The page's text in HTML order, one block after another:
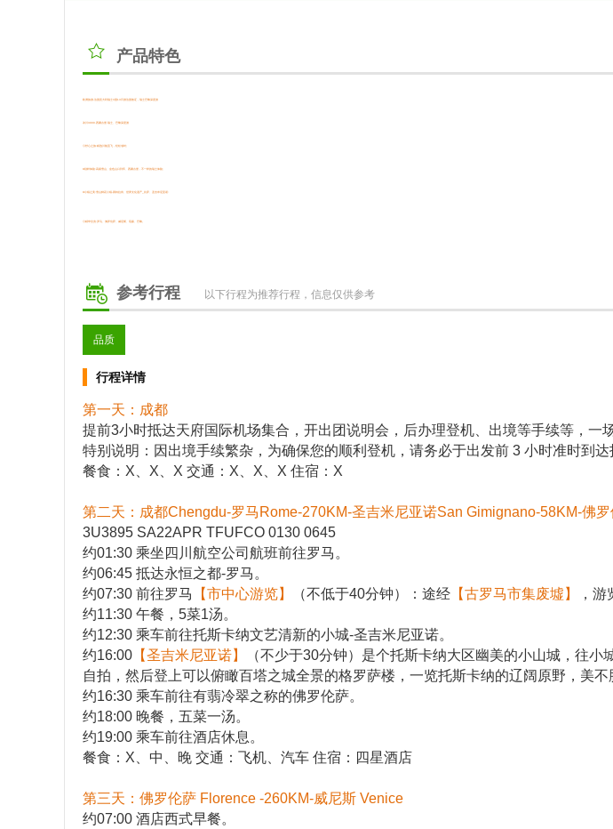
产品特色
欧洲旅游-法国意大利瑞士3国13日游法国签证，瑞士巴黎深度游
冰川3000·西庸古堡·瑞士、巴黎深度游
◎舒心之旅:精选川航直飞，轻松省时;
O别样体验:高级雪山、金色山口列车、西庸古堡，不一样的瑞士体验;
O小镇之美:雪山鲜花小镇-因特拉肯、世界文化遗产_比萨、圣吉米尼亚诺:
◎精华全览:罗马、佛罗伦萨、威尼斯、琉森、巴黎。
参考行程 以下行程为推荐行程，信息仅供参考
品质
行程详情
第一天：成都
提前3小时抵达天府国际机场集合，开出团说明会，后办理登机、出境等手续等，一
特别说明：因出境手续繁杂，为确保您的顺利登机，请务必于出发前 3 小时准时到
餐食：X、X、X 交通：X、X、X 住宿：X
第二天：成都Chengdu-罗马Rome-270KM-圣吉米尼亚诺San Gimignano-58KM-佛
3U3895 SA22APR TFUFCO 0130 0645
约01:30 乘坐四川航空公司航班前往罗马。
约06:45 抵达永恒之都-罗马。
约07:30 前往罗马
【市中心游览】 （不低于40分钟）：途经 【古罗马市集废墟】 ，游
约11:30 午餐，5菜1汤。
约12:30 乘车前往托斯卡纳文艺清新的小城-圣吉米尼亚诺。
约16:00 【圣吉米尼亚诺】
（不少于30分钟）是个托斯卡纳大区幽美的小山城，往
自拍，然后登上可以俯瞰百塔之城全景的格罗萨楼，一览托斯卡纳的辽阔原野，美不
约16:30 乘车前往有翡冷翠之称的佛罗伦萨。
约18:00 晚餐，五菜一汤。
约19:00 乘车前往酒店休息。
餐食：X、中、晚 交通：飞机、汽车 住宿：四星酒店
第三天：佛罗伦萨 Florence -260KM-威尼斯 Venice
约07:00 酒店西式早餐。